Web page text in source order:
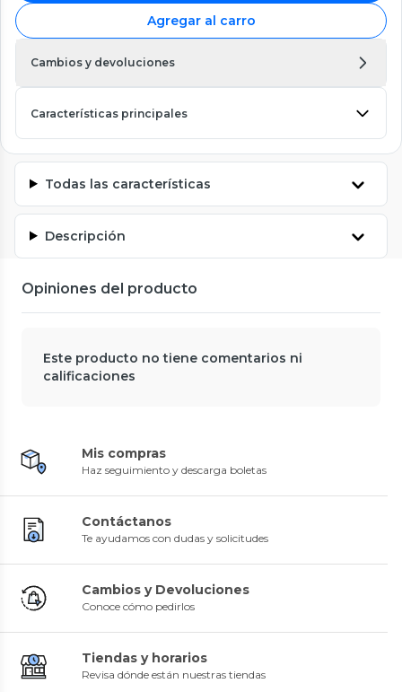
Agregar al carro
Cambios y devoluciones
Características principales
Todas las características
Descripción
Opiniones del producto
Este producto no tiene comentarios ni
calificaciones
Mis compras
Haz seguimiento y descarga boletas
Contáctanos
Te ayudamos con dudas y solicitudes
Cambios y Devoluciones
Conoce cómo pedirlos
Tiendas y horarios
Revisa dónde están nuestras tiendas